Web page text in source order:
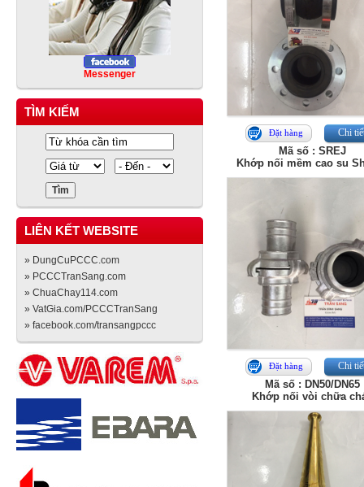
Messenger
TÌM KIẾM
LIÊN KẾT WEBSITE
» DungCuPCCC.com
» PCCCTranSang.com
» ChuaChay114.com
» VatGia.com/PCCCTranSang
» facebook.com/transangpccc
Đặt hàng Chi
Mã số : SREJ
Khớp nối mềm cao su
Đặt hàng Chi
Mã số : DN50/DN65
Khớp nối vòi chữa